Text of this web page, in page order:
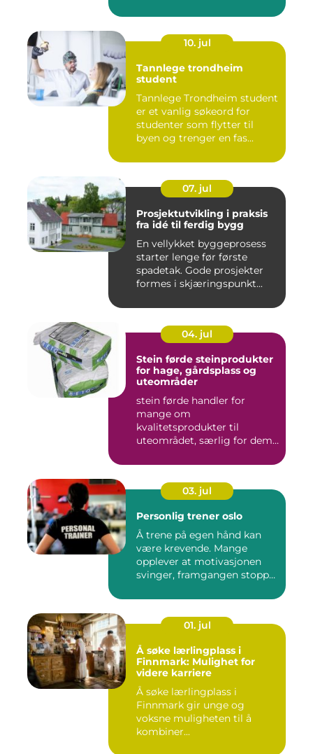
10. jul
Tannlege trondheim
student
Tannlege Trondheim student
er et vanlig søkeord for
studenter som flytter til
byen og trenger en fas...
07. jul
Prosjektutvikling i praksis
fra idé til ferdig bygg
En vellykket byggeprosess
starter lenge før første
spadetak. Gode prosjekter
formes i skjæringspunkt...
04. jul
Stein førde steinprodukter
for hage, gårdsplass og
uteområder
stein førde handler for
mange om
kvalitetsprodukter til
uteområdet, særlig for dem
03. jul
Personlig trener oslo
Å trene på egen hånd kan
være krevende. Mange
opplever at motivasjonen
svinger, framgangen stopper
01. jul
Å søke lærlingplass i
Finnmark: Mulighet for
videre karriere
Å søke lærlingplass i
Finnmark gir unge og
voksne muligheten til å
kombiner...